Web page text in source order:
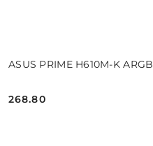
ASUS PRIME H610M-K ARGB
Cena:
268.80